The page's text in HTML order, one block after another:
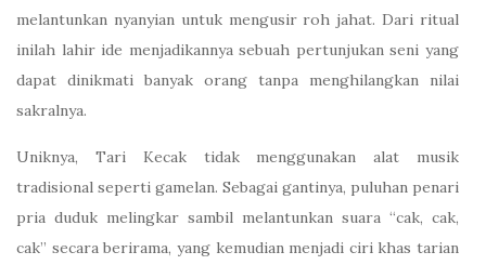
melantunkan nyanyian untuk mengusir roh jahat. Dari ritual
inilah lahir ide menjadikannya sebuah pertunjukan seni yang
dapat dinikmati banyak orang tanpa menghilangkan nilai
sakralnya.
Uniknya, Tari Kecak tidak menggunakan alat musik
tradisional seperti gamelan. Sebagai gantinya, puluhan penari
pria duduk melingkar sambil melantunkan suara “cak, cak,
cak” secara berirama, yang kemudian menjadi ciri khas tarian